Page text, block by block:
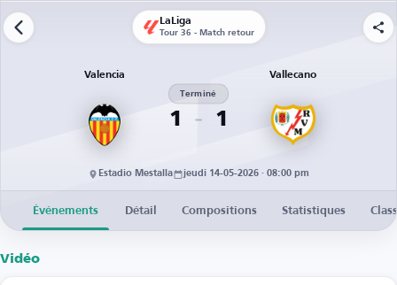
LaLiga
Tour 36 - Match retour
Valencia
1
Terminé
1
Vallecano
Estadio Mestalla jeudi 14-05-2026 · 08:00 pm
Événements Détail Compositions Statistiques
Vidéo